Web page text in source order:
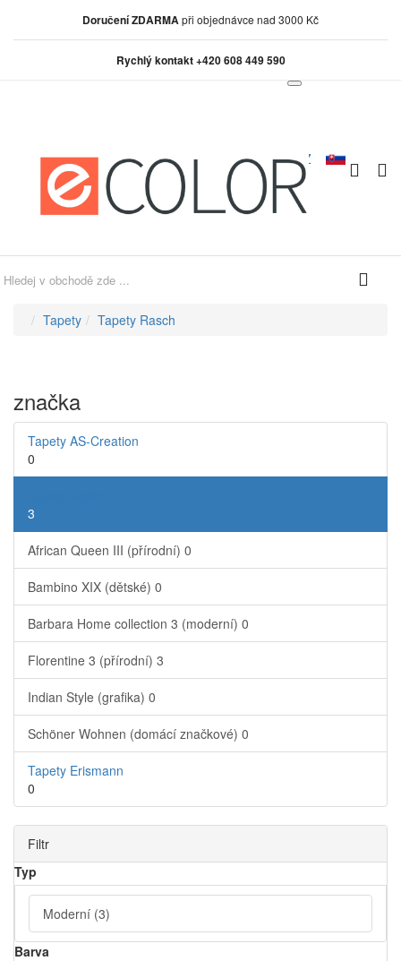
Doručení ZDARMApři objednávce nad 3000 Kč
Rychlý kontakt +420 608 449 590
Tapety Tapety Rasch
značka
Tapety AS-Creation
0
3
African Queen III (přírodní) 0
Bambino XIX (dětské) 0
Barbara Home collection 3 (moderní) 0
Florentine 3 (přírodní) 3
Indian Style (grafika) 0
Schöner Wohnen (domácí značkové) 0
Tapety Erismann
0
Filtr
Typ
Moderní (3)
Barva